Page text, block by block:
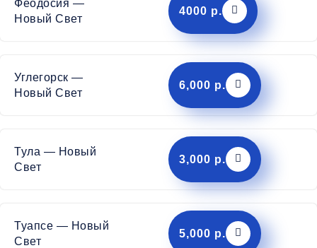
Феодосия —
Новый Свет
4000 р.
Углегорск —
Новый Свет
6,000 р.
Тула — Новый
Свет
3,000 р.
Туапсе — Новый
Свет
5,000 р.